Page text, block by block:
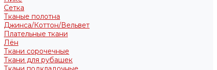
Сетка
Тканые полотна
Джинса/Коттон/Вельвет
Плательные ткани
Лён
Ткани сорочечные
Ткани для рубашек